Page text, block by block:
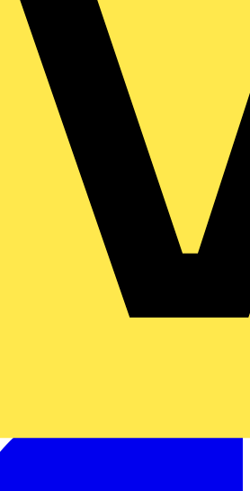
250 V, 20
5.08, 4 mm²,
THT-
90°, Box